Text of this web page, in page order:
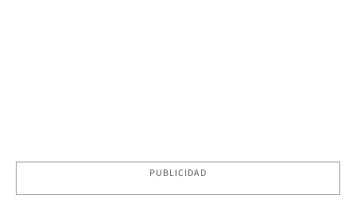
PUBLICIDAD